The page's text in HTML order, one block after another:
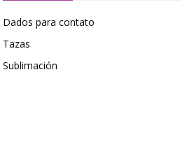
Dados para contato
Tazas
Sublimación